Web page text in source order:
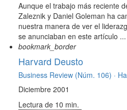
Aunque el trabajo más reciente
Zaleznik y Daniel Goleman ha
nuestra manera de ver el
se anunciaban en este artículo ...
bookmark_border
Harvard Deusto
Business Review (Núm. 106) ·
Diciembre 2001
Lectura de 10 min.